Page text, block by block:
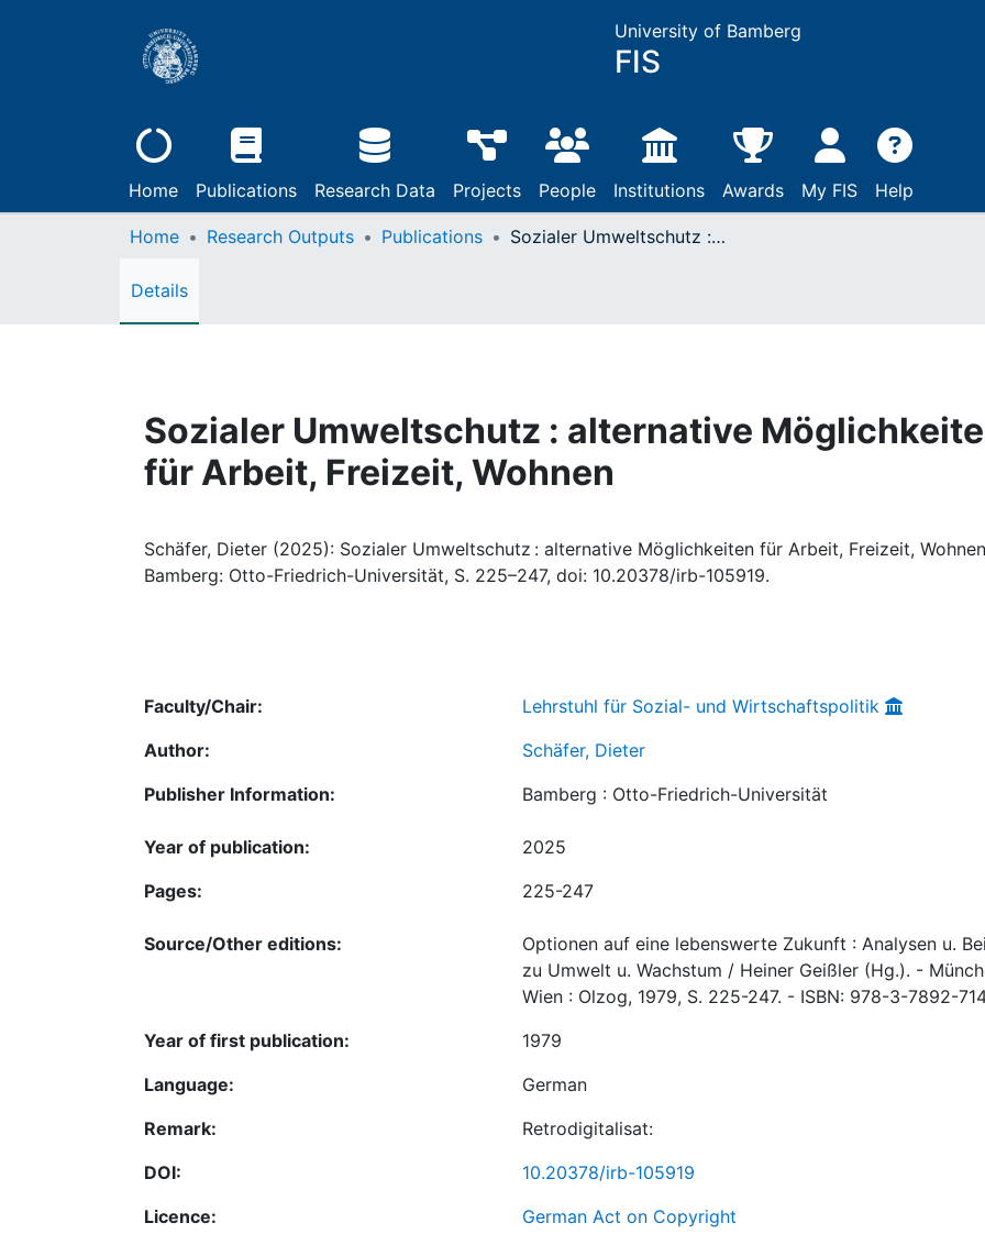
University of Bamberg
FIS
Home Publications Research Data Projects People Institutions Awards My FIS Help
Home Research Outputs Publications Sozialer Umweltschutz : alternative Möglichkeiten für Arbeit, Freizeit, Wohnen
Details
Sozialer Umweltschutz : alternative
für Arbeit, Freizeit, Wohnen
Schäfer, Dieter (2025): Sozialer Umweltschutz : alternative Möglichkeiten für Arbeit, Freizeit,
Bamberg: Otto-Friedrich-Universität, S. 225–247, doi: 10.20378/irb-105919.
Faculty/Chair:
Lehrstuhl für Sozial- und Wirtschaftspolitik
Author:
Schäfer, Dieter
Publisher Information:
Bamberg : Otto-Friedrich-Universität
Year of publication:
2025
Pages:
225-247
Source/Other editions:
Optionen auf eine lebenswerte Zukunft : Analysen u.
zu Umwelt u. Wachstum / Heiner Geißler (Hg.). -
Wien : Olzog, 1979, S. 225-247. - ISBN: 978-3-7892-
Year of first publication:
1979
Language:
German
Remark:
Retrodigitalisat:
DOI:
10.20378/irb-105919
Licence:
German Act on Copyright